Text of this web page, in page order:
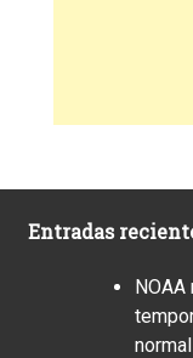
Entradas